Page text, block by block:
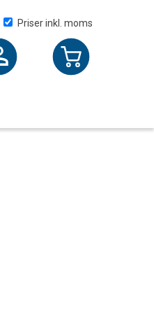
Priser inkl. moms